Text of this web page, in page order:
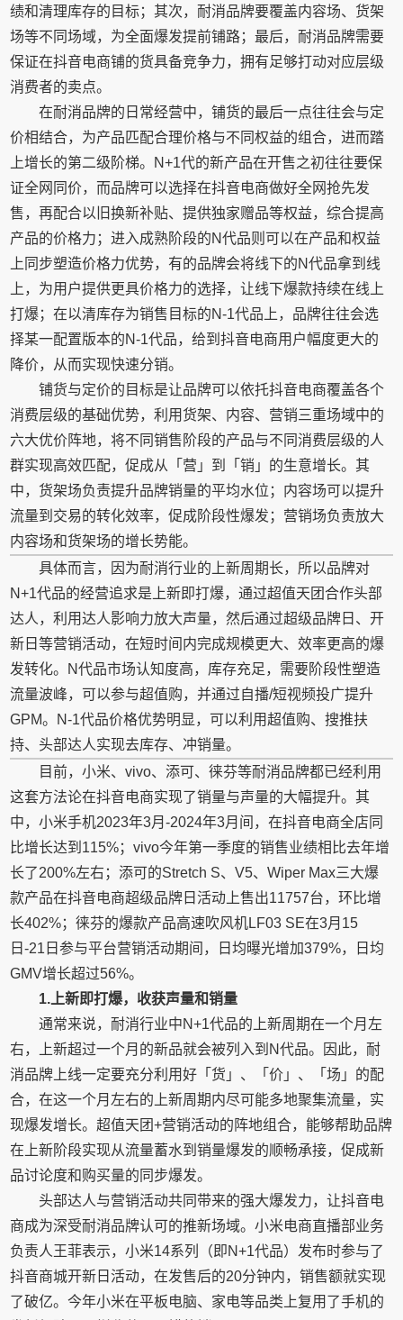
绩和清理库存的目标；其次，耐消品牌要覆盖内容场、货架
场等不同场域，为全面爆发提前铺路；最后，耐消品牌需要
保证在抖音电商铺的货具备竞争力，拥有足够打动对应层级
消费者的卖点。
在耐消品牌的日常经营中，铺货的最后一点往往会与定
价相结合，为产品匹配合理价格与不同权益的组合，进而踏
上增长的第二级阶梯。N+1代的新产品在开售之初往往要保
证全网同价，而品牌可以选择在抖音电商做好全网抢先发
售，再配合以旧换新补贴、提供独家赠品等权益，综合提高
产品的价格力；进入成熟阶段的N代品则可以在产品和权益
上同步塑造价格力优势，有的品牌会将线下的N代品拿到线
上，为用户提供更具价格力的选择，让线下爆款持续在线上
打爆；在以清库存为销售目标的N-1代品上，品牌往往会选
择某一配置版本的N-1代品，给到抖音电商用户幅度更大的
降价，从而实现快速分销。
铺货与定价的目标是让品牌可以依托抖音电商覆盖各个
消费层级的基础优势，利用货架、内容、营销三重场域中的
六大优价阵地，将不同销售阶段的产品与不同消费层级的人
群实现高效匹配，促成从「营」到「销」的生意增长。其
中，货架场负责提升品牌销量的平均水位；内容场可以提升
流量到交易的转化效率，促成阶段性爆发；营销场负责放大
内容场和货架场的增长势能。
具体而言，因为耐消行业的上新周期长，所以品牌对
N+1代品的经营追求是上新即打爆，通过超值天团合作头部
达人，利用达人影响力放大声量，然后通过超级品牌日、开
新日等营销活动，在短时间内完成规模更大、效率更高的爆
发转化。N代品市场认知度高，库存充足，需要阶段性塑造
流量波峰，可以参与超值购，并通过自播/短视频投广提升
GPM。N-1代品价格优势明显，可以利用超值购、搜推扶
持、头部达人实现去库存、冲销量。
目前，小米、vivo、添可、徕芬等耐消品牌都已经利用
这套方法论在抖音电商实现了销量与声量的大幅提升。其
中，小米手机2023年3月-2024年3月间，在抖音电商全店同
比增长达到115%；vivo今年第一季度的销售业绩相比去年增
长了200%左右；添可的Stretch S、V5、Wiper Max三大爆
款产品在抖音电商超级品牌日活动上售出11757台，环比增
长402%；徕芬的爆款产品高速吹风机LF03 SE在3月15
日-21日参与平台营销活动期间，日均曝光增加379%，日均
GMV增长超过56%。
1.上新即打爆，收获声量和销量
通常来说，耐消行业中N+1代品的上新周期在一个月左
右，上新超过一个月的新品就会被列入到N代品。因此，耐
消品牌上线一定要充分利用好「货」、「价」、「场」的配
合，在这一个月左右的上新周期内尽可能多地聚集流量，实
现爆发增长。超值天团+营销活动的阵地组合，能够帮助品牌
在上新阶段实现从流量蓄水到销量爆发的顺畅承接，促成新
品讨论度和购买量的同步爆发。
头部达人与营销活动共同带来的强大爆发力，让抖音电
商成为深受耐消品牌认可的推新场域。小米电商直播部业务
负责人王菲表示，小米14系列（即N+1代品）发布时参与了
抖音商城开新日活动，在发售后的20分钟内，销售额就实现
了破亿。今年小米在平板电脑、家电等品类上复用了手机的